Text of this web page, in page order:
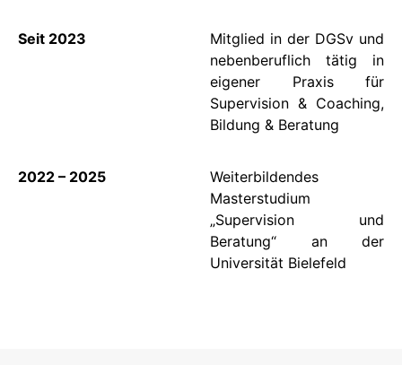
Seit 2023
Mitglied in der DGSv und
nebenberuflich tätig in
eigener Praxis für
Supervision & Coaching,
Bildung & Beratung
2022 – 2025
Weiterbildendes
Masterstudium
„Supervision und
Beratung“ an der
Universität Bielefeld